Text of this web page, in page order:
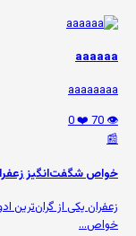
aaaaaa
aaaaaaaa
👁️ 70
❤️ 0
📰
خواص شگفت‌انگیز
زعفران یکی از
خواص...